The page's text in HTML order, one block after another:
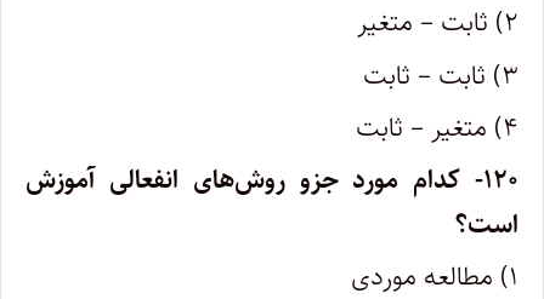
۲) ثابت – متغیر
۳) ثابت – ثابت
۴) متغیر – ثابت
۱۲۰- کدام مورد جزو روش‌های انفعالی آموزش
است؟
۱) مطالعه موردی